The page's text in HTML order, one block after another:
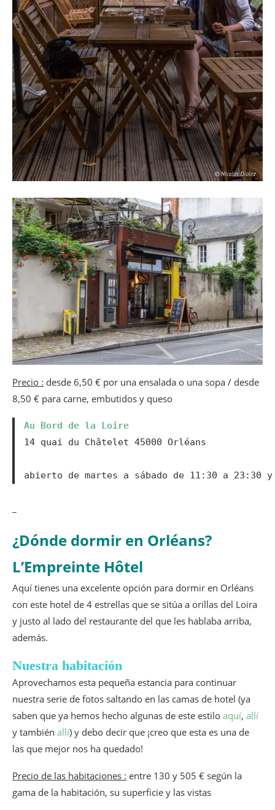
Precio : desde 6,50 € por una ensalada o una sopa / desde
8,50 € para carne, embutidos y queso
Au Bord de la Loire
14 quai du Châtelet 45000 Orléans
abierto de martes a sábado de 11:30 a 23:30
¿Dónde dormir en Orléans?
L’Empreinte Hôtel
Aquí tienes una excelente opción para dormir en Orléans
con este hotel de 4 estrellas que se sitúa a orillas del Loira
y justo al lado del restaurante del que les hablaba arriba,
además.
Nuestra habitación
Aprovechamos esta pequeña estancia para continuar
nuestra serie de fotos saltando en las camas de hotel (ya
saben que ya hemos hecho algunas de este estilo aquí, allí
y también allí) y debo decir que ¡creo que esta es una de
las que mejor nos ha quedado!
Precio de las habitaciones : entre 130 y 505 € según la
gama de la habitación, su superficie y las vistas